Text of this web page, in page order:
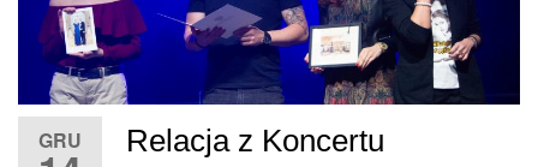
GRU
Relacja z Koncertu